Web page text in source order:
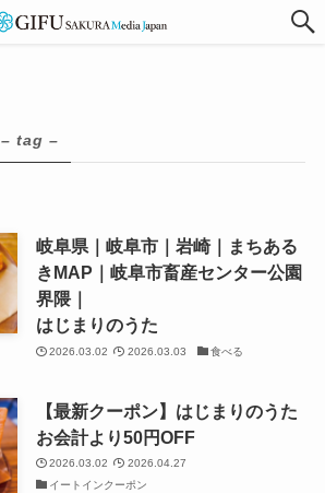
– tag –
岐阜県｜岐阜市｜岩崎｜まちある
きMAP｜岐阜市畜産センター公園
界隈｜
はじまりのうた
2026.03.02 2026.03.03 食べる
【最新クーポン】はじまりのうた
お会計より50円OFF
2026.03.02
2026.04.27
イートインクーポン